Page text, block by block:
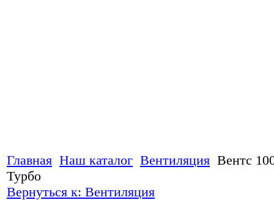
Главная Наш каталог Вентиляция Вентс
Турбо
Вернуться к: Вентиляция